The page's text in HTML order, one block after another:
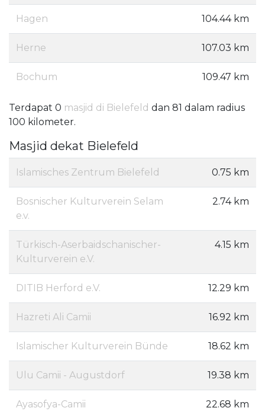
Hagen 104.44 km
Herne 107.03 km
Bochum 109.47 km
Terdapat 0 masjid di Bielefeld dan 81 dalam radius
100 kilometer.
Masjid dekat Bielefeld
Islamisches Zentrum Bielefeld 0.75 km
Bosnischer Kulturverein Selam
e.v.
2.74 km
Türkisch-Aserbaidschanischer-
Kulturverein e.V.
4.15 km
DITIB Herford e.V. 12.29 km
Hazreti Ali Camii 16.92 km
Islamischer Kulturverein Bünde 18.62 km
Ulu Camii - Augustdorf 19.38 km
Ayasofya-Camii 22.68 km